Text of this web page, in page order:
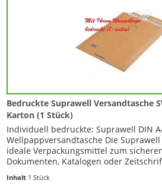
Bedruckte Suprawell Versandtasche
Karton (1 Stück)
Individuell bedruckte: Suprawell DIN
Wellpappversandtasche Die
ideale Verpackungsmittel zum
Dokumenten, Katalogen oder
Transportschäden sorgt. Der
Inhalt 1 Stück